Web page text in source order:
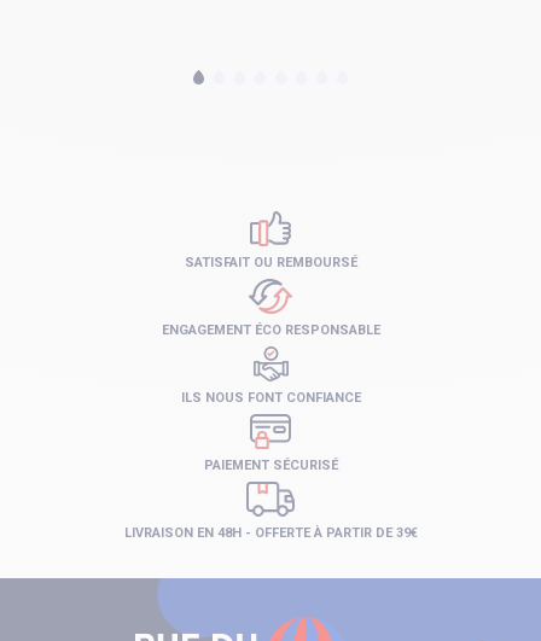
LIVRAISON EN 48H - OFFERTE À PARTIR DE 39€
PAIEMENT SÉCURISÉ
SATISFAIT OU REMBOURSÉ
ENGAGEMENT ÉCO RESPONSABLE
ILS NOUS FONT CONFIANCE